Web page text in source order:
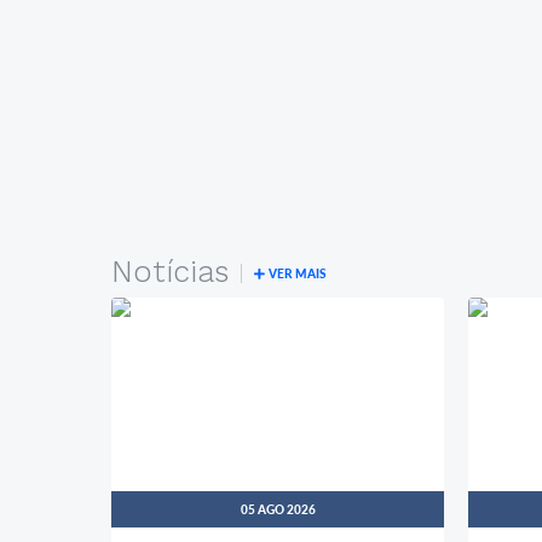
Notícias VER MAIS
05 AGO 2026